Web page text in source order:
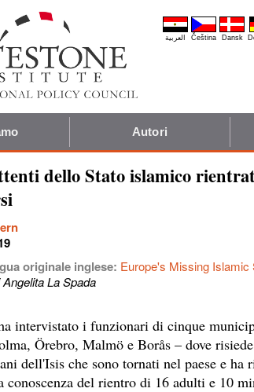
العربية Čeština Dansk
Autori
dello Stato islamico
originale inglese: Europe's Missing Islamic
La Spada
intervistato i funzionari di cinque
Örebro, Malmö e Borås – dove
dell'Isis che sono tornati nel paese e ha
conoscenza del rientro di 16 adulti e 10